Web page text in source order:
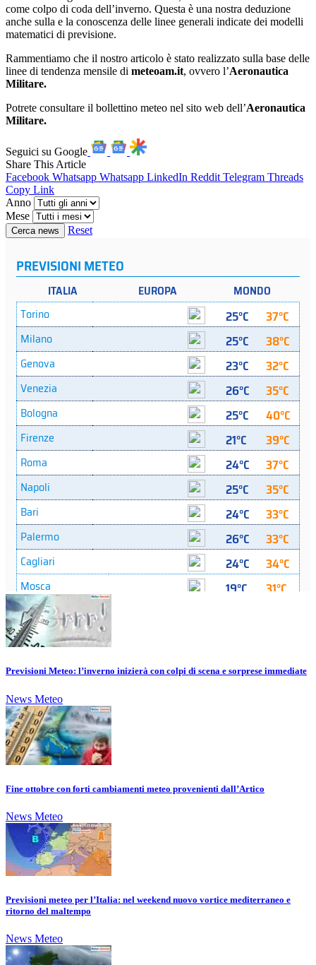
come colpo di coda dell’inverno. Questa è una nostra deduzione
anche sulla e la conoscenza delle linee generali indicate dei modelli
matematici di previsione.
Rammentiamo che il nostro articolo è stato realizzato sulla base delle
linee di tendenza mensile di meteoam.it, ovvero l’Aeronautica
Militare.
Potrete consultare il bollettino meteo nel sito web dell’Aeronautica
Militare.
Seguici su Google
Share This Article
Facebook Whatsapp Whatsapp LinkedIn Reddit Telegram Threads
Copy Link
Anno
Mese
Cerca news Reset
Previsioni Meteo: l’inverno inizierà con colpi di scena e sorprese immediate
News Meteo
Fine ottobre con forti cambiamenti meteo provenienti dall’Artico
News Meteo
Previsioni meteo per l’Italia: nel weekend nuovo vortice mediterraneo e
ritorno del maltempo
News Meteo